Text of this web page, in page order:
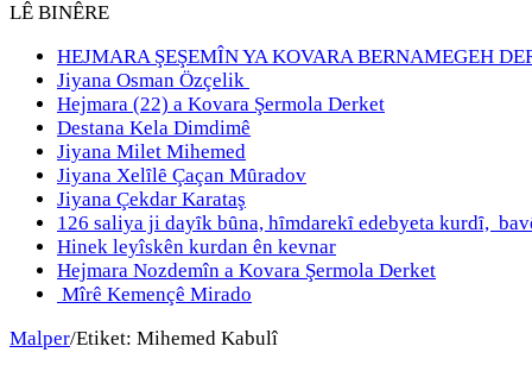
LÊ BINÊRE
HEJMARA ŞEŞEMÎN YA KOVARA BERNAMEGEH
Jiyana Osman Özçelik
Hejmara (22) a Kovara Şermola Derket
Destana Kela Dimdimê
Jiyana Milet Mihemed
Jiyana Xelȋlȇ Çaçan Mȗradov
Jiyana Çekdar Karataş
126 saliya ji dayȋk bȗna, hȋmdarekȋ edebyeta kurdȋ,
Hinek leyîskên kurdan ên kevnar
Hejmara Nozdemîn a Kovara Şermola Derket
Mîrê Kemençê Mirado
Malper/Etiket: Mihemed Kabulî